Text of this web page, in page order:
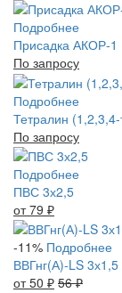
Подробнее
Присадка АКОР-1
По запросу
Подробнее
Тетралин
По запросу
Подробнее
ПВС 3х2,5
от 79 ₽
-11% Подробнее
ВВГнг(А)-LS 3х1,5
от 50 ₽ 56₽